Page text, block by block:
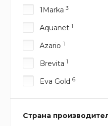
1Marka3
Aquanet 1
Azario 1
Brevita 1
Eva Gold 6
Страна